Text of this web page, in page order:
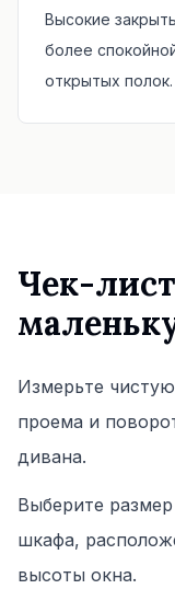
Высокие
более
открытых полок.
Чек-
Измерьте
проема и
дивана.
Выберите
шкафа,
высоты окна.